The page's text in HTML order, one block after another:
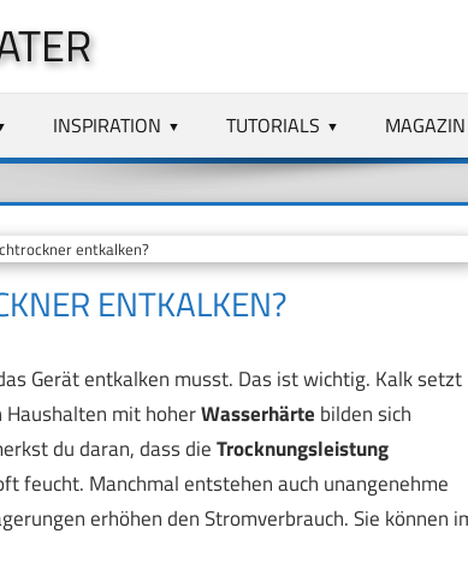
INSPIRATION TUTORIALS MAGAZIN
entkalken?
ENTKALKEN?
Gerät entkalken musst. Das ist wichtig. Kalk setzt
Haushalten mit hoherWasserhärte bilden sich
du daran, dass dieTrocknungsleistung
feucht. Manchmal entstehen auch unangenehme
erhöhen den Stromverbrauch. Sie können